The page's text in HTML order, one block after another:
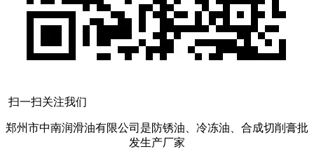
扫一扫关注我们
郑州市中南润滑油有限公司是防锈油、冷冻油、合成切削膏批
发生产厂家